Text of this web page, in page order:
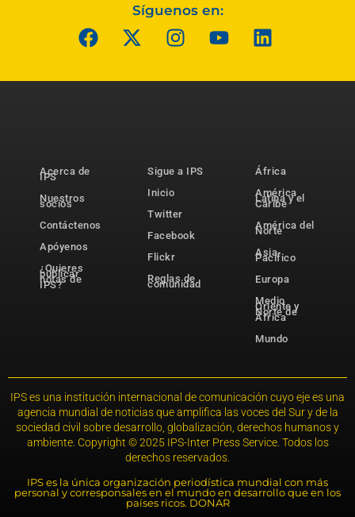
Síguenos en:
Acerca de
IPS
Nuestros
socios
Contáctenos
Apóyenos
¿Quieres
publicar
notas de
IPS?
Sigue a IPS
Inicio
Twitter
Facebook
Flickr
Reglas de
comunidad
África
América
Latina y el
Caribe
América del
Norte
Asia-
Pacífico
Europa
Medio
Oriente y
Norte de
África
Mundo
IPS es una institución internacional de comunicación cuyo eje es una
agencia mundial de noticias que amplifica las voces del Sur y de la
sociedad civil sobre desarrollo, globalización, derechos humanos y
ambiente. Copyright © 2025 IPS-Inter Press Service. Todos los
derechos reservados.
IPS es la única organización periodística mundial con más
personal y corresponsales en el mundo en desarrollo que en los
países ricos. DONAR